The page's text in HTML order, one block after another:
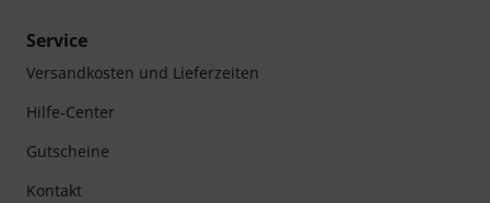
Service
Versandkosten und Lieferzeiten
Hilfe-Center
Gutscheine
Kontakt